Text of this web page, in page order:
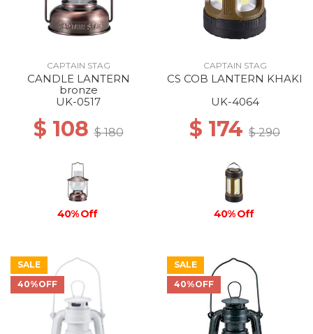
CAPTAIN STAG
CANDLE LANTERN
bronze
UK-0517
$ 108$ 180
40% Off
CAPTAIN STAG
CS COB LANTERN KHAKI
UK-4064
$ 174 $ 290
40% Off
SALE
40%OFF
SALE
40%OFF